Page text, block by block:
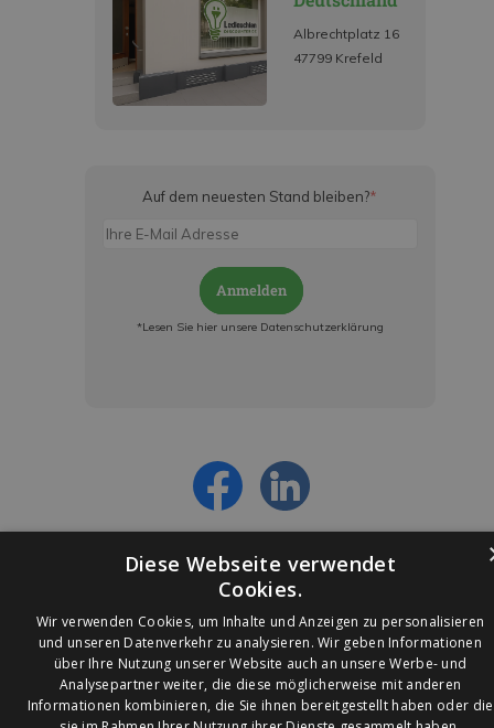
Albrechtplatz 16
47799 Krefeld
Auf dem neuesten Stand bleiben?*
Anmelden
*Lesen Sie hier unsere Datenschutzerklärung
© 2026 Ledleuchtendiscounter.de
Diese Webseite verwendet
Cookies.
Wir verwenden Cookies, um Inhalte und Anzeigen zu personalisieren
und unseren Datenverkehr zu analysieren. Wir geben Informationen
über Ihre Nutzung unserer Website auch an unsere Werbe- und
Analysepartner weiter, die diese möglicherweise mit anderen
Informationen kombinieren, die Sie ihnen bereitgestellt haben oder die